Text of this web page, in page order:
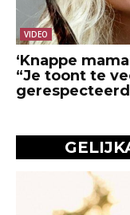
VIDEO
‘Knappe
“Je toont te